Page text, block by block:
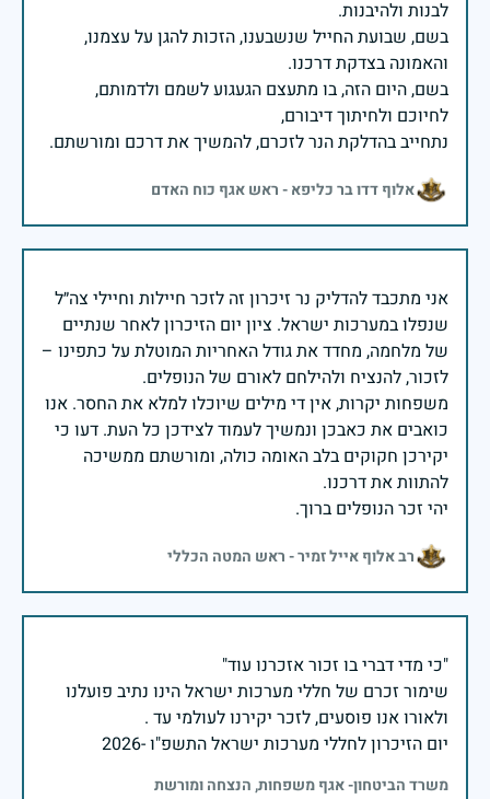
בשם, שבועת החייל שנשבענו, הזכות להגן על עצמנו,
בשם, היום הזה, בו מתעצם הגעגוע לשמם ולדמותם,
נתחייב בהדלקת הנר לזכרם, להמשיך את דרכם ומורשתם.
אלוף דדו בר כליפא - ראש אגף כוח האדם
אני מתכבד להדליק נר זיכרון זה לזכר חיילות וחיילי צה״ל
שנפלו במערכות ישראל. ציון יום הזיכרון לאחר שנתיים
של מלחמה, מחדד את גודל האחריות המוטלת על כתפינו –
משפחות יקרות, אין די מילים שיוכלו למלא את החסר. אנו
כואבים את כאבכן ונמשיך לעמוד לצידכן כל העת. דעו כי
יקירכן חקוקים בלב האומה כולה, ומורשתם ממשיכה
יהי זכר הנופלים ברוך.
רב אלוף אייל זמיר - ראש המטה הכללי
שימור זכרם של חללי מערכות ישראל הינו נתיב פועלנו
יום הזיכרון לחללי מערכות ישראל התשפ"ו -2026
משרד הביטחון- אגף משפחות, הנצחה ומורשת